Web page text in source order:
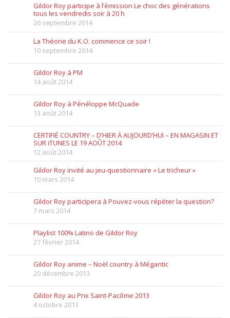
Gildor Roy participe à l’émission Le choc des générations
tous les vendredis soir à 20 h
26 septembre 2014
La Théorie du K.O. commence ce soir !
10 septembre 2014
Gildor Roy à PM
14 août 2014
Gildor Roy à Pénéloppe McQuade
13 août 2014
CERTIFIÉ COUNTRY – D’HIER À AUJOURD’HUI – EN MAGASIN ET
SUR iTUNES LE 19 AOÛT 2014
12 août 2014
Gildor Roy invité au jeu-questionnaire « Le tricheur »
10 mars 2014
Gildor Roy participera à Pouvez-vous répéter la question?
7 mars 2014
Playlist 100% Latino de Gildor Roy
27 février 2014
Gildor Roy anime – Noël country à Mégantic
20 décembre 2013
Gildor Roy au Prix Saint-Pacôme 2013
4 octobre 2013